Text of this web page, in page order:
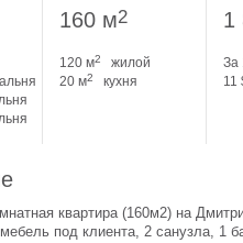
160 м2
120 м2
жилой
20 м2 кухня
1
За
11
под клиента, 2 санузла, 1